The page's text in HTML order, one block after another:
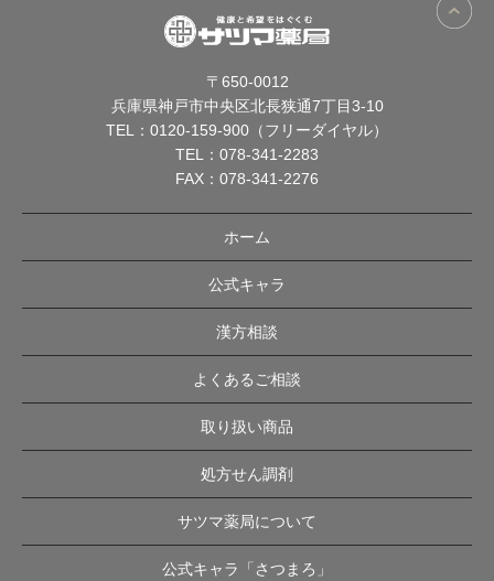
〒650-0012
兵庫県神戸市中央区北長狭通7丁目3-10
TEL： 0120-159-900（フリーダイヤル）
TEL： 078-341-2283
FAX：078-341-2276
ホーム
公式キャラ
漢方相談
よくあるご相談
取り扱い商品
処方せん調剤
サツマ薬局について
公式キャラ「さつまろ」